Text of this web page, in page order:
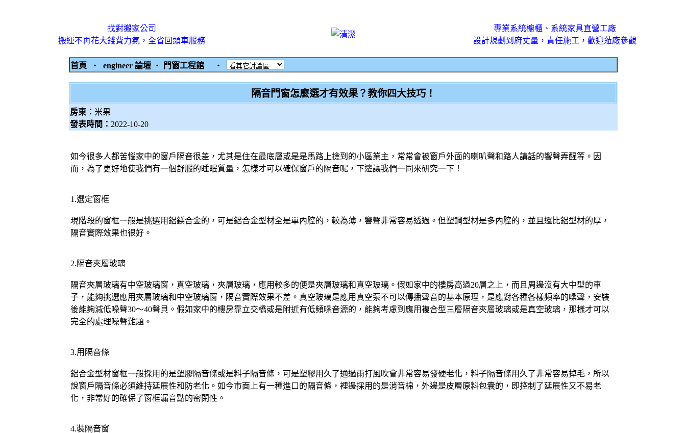
找對搬家公司
搬運不再花大錢費力氣，全省回頭車服務
專業系統櫥櫃、系統家具直營工廠
設計規劃到府丈量，責任施工，歡迎蒞廠參觀
首頁 ‧ engineer 論壇 ‧ 門窗工程館 ‧
隔音門窗怎麼選才有效果？教你四大技巧！
房東： 米果
發表時間： 2022-10-20
如今很多人都苦惱家中的窗戶隔音很差，尤其是住在最底層或是是馬路上撿到的小區業主，常常會被窗戶外面的喇叭聲和路人講話的響聲弄醒等。因
而，為了更好地使我們有一個舒服的睡眠質量，怎樣才可以確保窗戶的隔音呢，下邊讓我們一同來研究一下！
1.選定窗框
現階段的窗框一般是挑選用鋁鎂合金的，可是鋁合金型材全是單內腔的，較為薄，響聲非常容易透過。但塑鋼型材是多內腔的，並且還比鋁型材的厚，
隔音實際效果也很好。
2.隔音夾層玻璃
隔音夾層玻璃有中空玻璃窗，真空玻璃，夾層玻璃，應用較多的便是夾層玻璃和真空玻璃。假如家中的樓房高過20層之上，而且周邊沒有大中型的車
子，能夠挑選應用夾層玻璃和中空玻璃窗，隔音實際效果不差。真空玻璃是應用真空泵不可以傳播聲音的基本原理，是應對各種各樣頻率的噪聲，安裝
後能夠減低噪聲30～40聲貝。假如家中的樓房靠立交橋或是附近有低頻噪音源的，能夠考慮到應用複合型三層隔音夾層玻璃或是真空玻璃，那樣才可以
完全的處理噪聲難題。
3.用隔音條
鋁合金型材窗框一般採用的是塑膠隔音條或是料子隔音條，可是塑膠用久了通過雨打風吹會非常容易發硬老化，料子隔音條用久了非常容易掉毛，所以
說窗戶隔音條必須維持延展性和防老化。如今市面上有一種進口的隔音條，裡邊採用的是消音棉，外邊是皮層原料包囊的，即控制了延展性又不易老
化，非常好的確保了窗框漏音點的密閉性。
4.裝隔音窗